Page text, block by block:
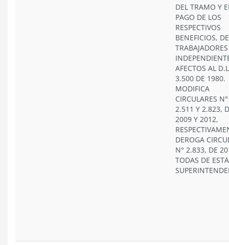
DEL TRAMO Y
PAGO DE LOS
RESPECTIVOS
BENEFICIOS,
TRABAJADORES
AFECTOS AL
3.500 DE 1980.
MODIFICA
CIRCULARES N°
2.511 Y 2.823,
2009 Y 2012,
DEROGA
N° 2.833, DE
TODAS DE ESTA